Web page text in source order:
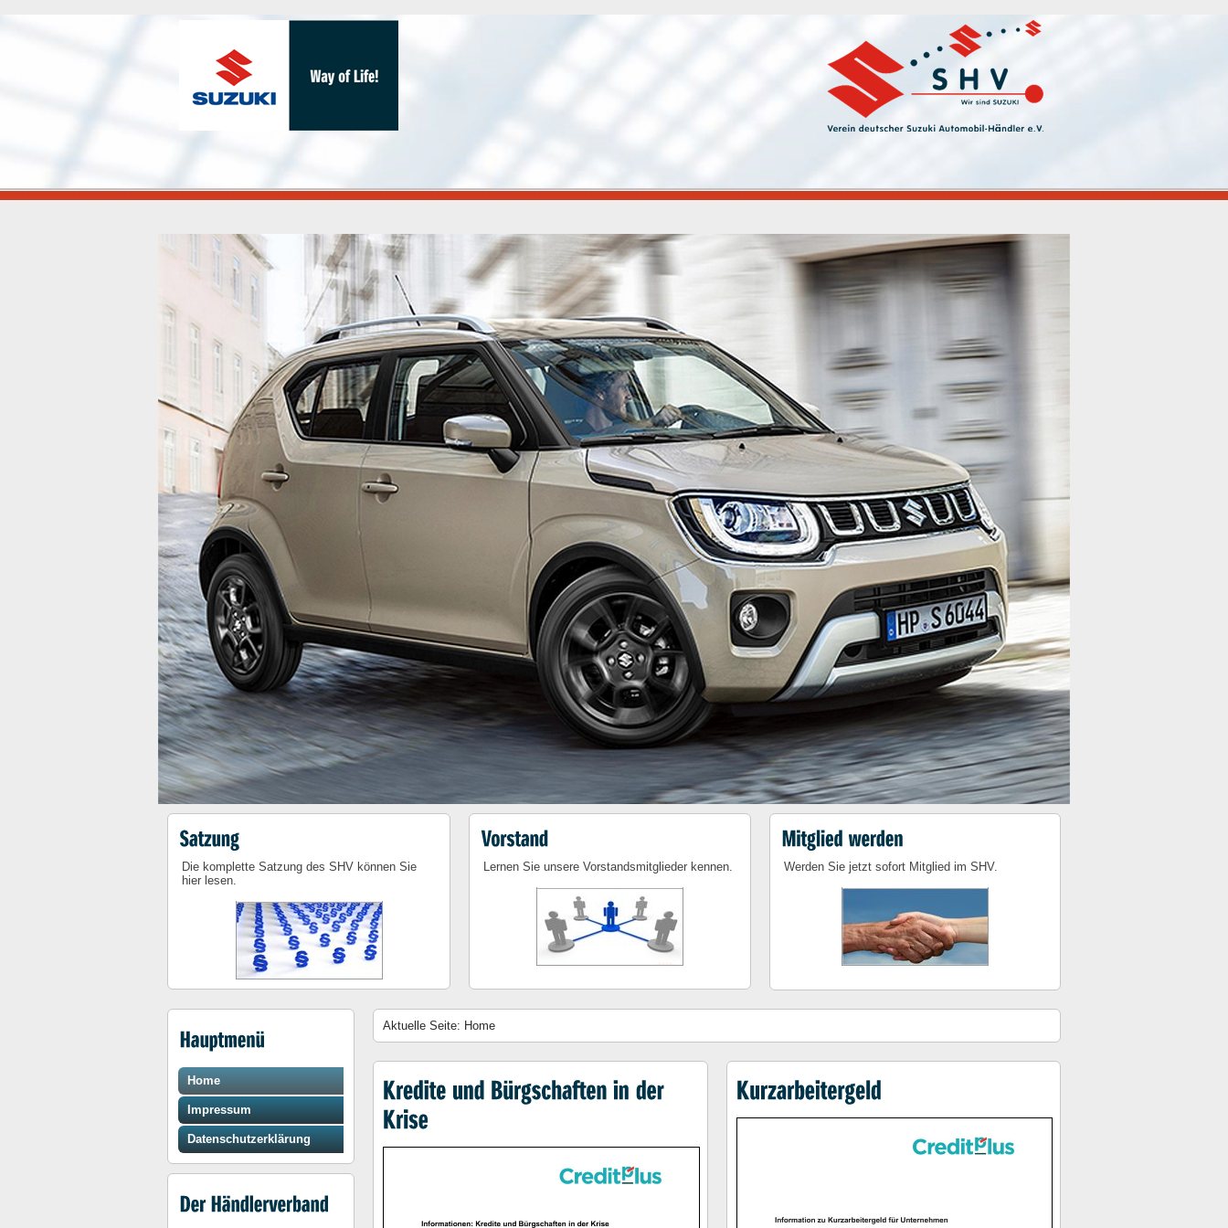
Die komplette Satzung des SHV können Sie
hier lesen.
Lernen Sie unsere Vorstandsmitglieder kennen. Werden Sie jetzt sofort Mitglied im SHV.
Home
Impressum
Datenschutzerklärung
Aktuelle Seite: Home